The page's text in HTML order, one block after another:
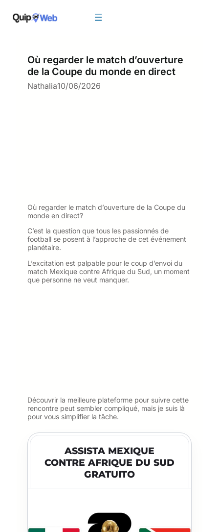
Où regarder le match d’ouverture
de la Coupe du monde en direct
Nathalia10/06/2026
Où regarder le match d’ouverture de la Coupe du
monde en direct?
C’est la question que tous les passionnés de
football se posent à l’approche de cet événement
planétaire.
L’excitation est palpable pour le coup d’envoi du
match Mexique contre Afrique du Sud, un moment
que personne ne veut manquer.
Découvrir la meilleure plateforme pour suivre cette
rencontre peut sembler compliqué, mais je suis là
pour vous simplifier la tâche.
ASSISTA MEXIQUE
CONTRE AFRIQUE DU SUD
GRATUITO